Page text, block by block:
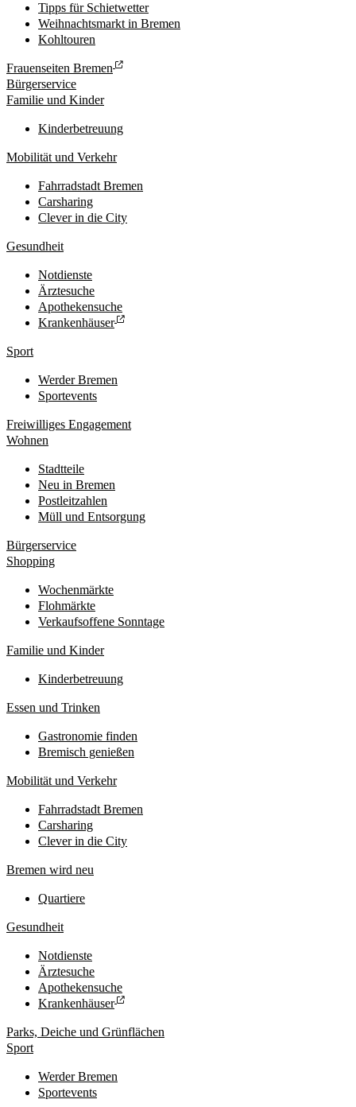
Tipps für Schietwetter
Weihnachtsmarkt in Bremen
Kohltouren
Frauenseiten Bremen
Bürgerservice
Familie und Kinder
Kinderbetreuung
Mobilität und Verkehr
Fahrradstadt Bremen
Carsharing
Clever in die City
Gesundheit
Notdienste
Ärztesuche
Apothekensuche
Krankenhäuser
Sport
Werder Bremen
Sportevents
Freiwilliges Engagement
Wohnen
Stadtteile
Neu in Bremen
Postleitzahlen
Müll und Entsorgung
Bürgerservice
Shopping
Wochenmärkte
Flohmärkte
Verkaufsoffene Sonntage
Familie und Kinder
Kinderbetreuung
Essen und Trinken
Gastronomie finden
Bremisch genießen
Mobilität und Verkehr
Fahrradstadt Bremen
Carsharing
Clever in die City
Bremen wird neu
Quartiere
Gesundheit
Notdienste
Ärztesuche
Apothekensuche
Krankenhäuser
Parks, Deiche und Grünflächen
Sport
Werder Bremen
Sportevents